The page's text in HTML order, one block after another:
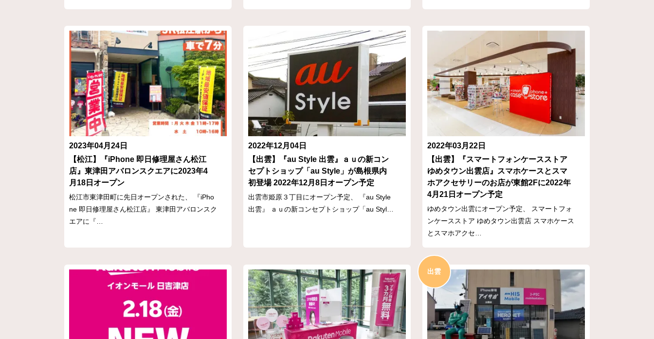
2023年04月24日
【松江】『iPhone 即日修理屋さん松江
店』東津田アバロンスクエアに2023年4
月18日オープン
松江市東津田町に先日オープンされた、 『iPho
ne 即日修理屋さん松江店』 東津田アバロンスク
エアに『…
2022年12月04日
【出雲】『au Style 出雲』ａｕの新コン
セプトショップ「au Style」が島根県内
初登場 2022年12月8日オープン予定
出雲市姫原３丁目にオープン予定、 『au Style
出雲』 ａｕの新コンセプトショップ「au Styl…
2022年03月22日
【出雲】『スマートフォンケースストア
ゆめタウン出雲店』スマホケースとスマ
ホアクセサリーのお店が東館2Fに2022年
4月21日オープン予定
ゆめタウン出雲にオープン予定、 スマートフォ
ンケースストア ゆめタウン出雲店 スマホケース
とスマホアクセ…
出雲